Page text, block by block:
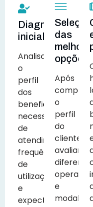
Diagnóstico
inicial
Analisamos
o
perfil
dos
beneficiários,
necessidades
de
atendimento,
frequência
de
utilização
e
expectativas
Seleção
das
opções
Após
o
perfil
do
cliente,
e